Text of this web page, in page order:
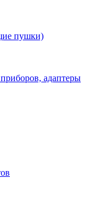
пушки)
адаптеры